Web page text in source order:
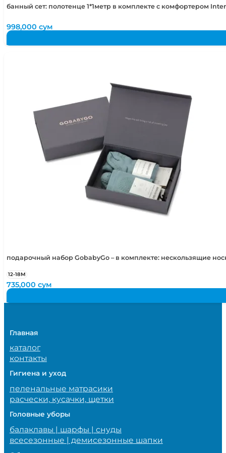
банный сет: полотенце 1*1метр в комплекте с комфортером
998,000сум
подарочный набор GobabyGo – в комплекте: нескользящие
12-18М
735,000сум
Главная
каталог
контакты
Гигиена и уход
пеленальные матрасики
расчески, кусачки, щетки
Головные уборы
балаклавы | шарфы | снуды
всесезонные | демисезонные шапки